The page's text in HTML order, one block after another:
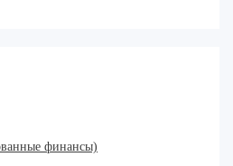
финансы)